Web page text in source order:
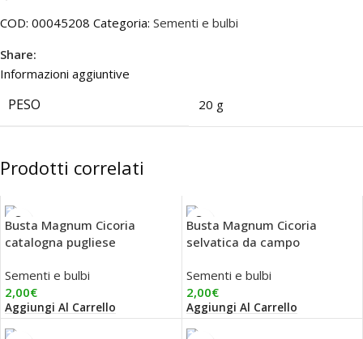
COD: 00045208 Categoria: Sementi e bulbi
Share:
Informazioni aggiuntive
PESO 20 g
Prodotti correlati
Busta Magnum Cicoria
catalogna pugliese
Sementi e bulbi
2,00€
Aggiungi Al Carrello
Busta Magnum Cicoria
selvatica da campo
Sementi e bulbi
2,00€
Aggiungi Al Carrello